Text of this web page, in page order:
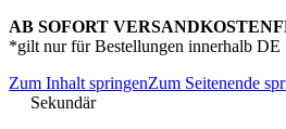
AB SOFORT
*gilt nur für Bestellungen innerhalb DE
Zum Inhalt springenZum Seitenende
Sekundär